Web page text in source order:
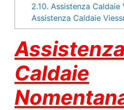
2.10. Assistenza Caldaie
Assistenza Caldaie
Assistenza
Caldaie